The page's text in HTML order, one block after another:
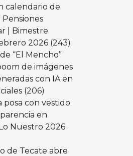
calendario de
| Bimestre
2026 (243)
“El Mencho”
de imágenes
con IA en
(206)
posa con vestido
en
Nuestro 2026
de Tecate abre